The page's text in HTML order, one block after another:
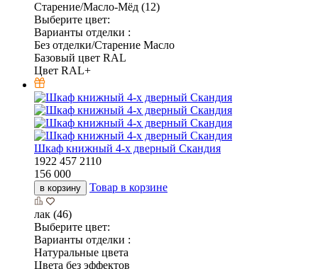
Старение/Масло-Мёд (12)
Выберите цвет:
Варианты отделки :
Без отделки/Старение Масло
Базовый цвет RAL
Цвет RAL+
Шкаф книжный 4-х дверный Скандия
1922 457 2110
156 000
в корзину Товар в корзине
лак (46)
Выберите цвет:
Варианты отделки :
Натуральные цвета
Цвета без эффектов